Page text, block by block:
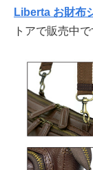
Liberta お財布
トアで販売中で